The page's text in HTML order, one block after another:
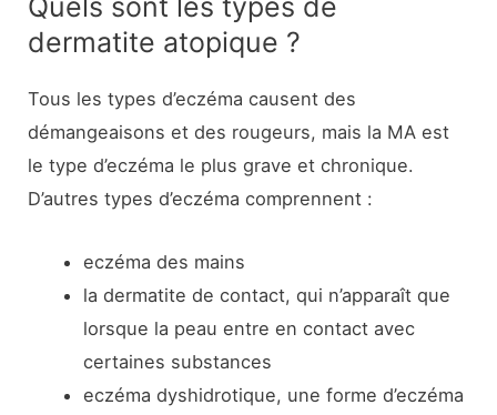
Quels sont les types de
dermatite atopique ?
Tous les types d’eczéma causent des
démangeaisons et des rougeurs, mais la MA est
le type d’eczéma le plus grave et chronique.
D’autres types d’eczéma comprennent :
eczéma des mains
la dermatite de contact, qui n’apparaît que
lorsque la peau entre en contact avec
certaines substances
eczéma dyshidrotique, une forme d’eczéma